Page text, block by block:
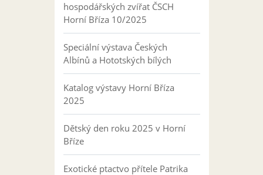
hospodářských zvířat ČSCH
Horní Bříza 10/2025
Speciální výstava Českých
Albínů a Hototských bílých
Katalog výstavy Horní Bříza
2025
Dětský den roku 2025 v Horní
Bříze
Exotické ptactvo přítele Patrika